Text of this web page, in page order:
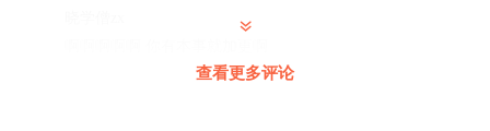
查看更多评论